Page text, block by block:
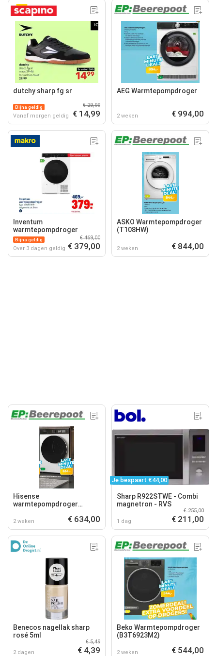
dutchy sharp fg sr
Bijna geldig
Vanaf morgen geldig
€ 29,99
€ 14,99
AEG Warmtepompdroger
2 weken € 994,00
Inventum
warmtepompdroger
Bijna geldig
Over 3 dagen geldig
€ 469,00
€ 379,00
ASKO Warmtepompdroger
(T108HW)
2 weken € 844,00
Hisense
warmtepompdroger
2 weken € 634,00
Je bespaart €44,00
Sharp R922STWE - Combi
magnetron - RVS
1 dag
€ 255,00
€ 211,00
Benecos nagellak sharp
rosé 5ml
2 dagen
€ 5,49
€ 4,39
Beko Warmtepompdroger
(B3T6923M2)
2 weken € 544,00